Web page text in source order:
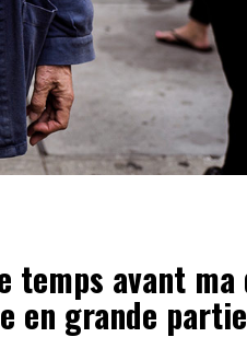
temps avant
en grande